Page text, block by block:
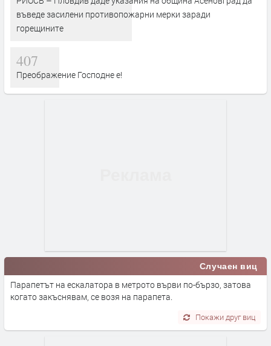
въведе засилени противопожарни мерки заради
горещините
407
Преображение Господне е!
Случаен виц
Парапетът на ескалатора в метрото върви по-бързо, затова
когато закъснявам, се возя на парапета.
Покажи друг виц